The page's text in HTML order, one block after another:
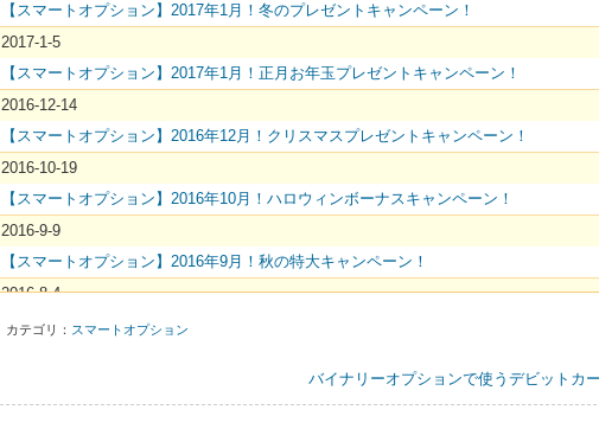
【スマートオプション】2017年1月！冬のプレゼントキャンペーン！
2017-1-5
【スマートオプション】2017年1月！正月お年玉プレゼントキャンペーン！
2016-12-14
【スマートオプション】2016年12月！クリスマスプレゼントキャンペーン！
2016-10-19
【スマートオプション】2016年10月！ハロウィンボーナスキャンペーン！
2016-9-9
【スマートオプション】2016年9月！秋の特大キャンペーン！
2016-8-4
【スマートオプション】2016年8月！リオ・オリンピックキャンペーン！
【スマートオプション】2016年7月！夏休みボーナスキャンペーン！
カテゴリ： スマートオプション
バイナリーオプションで使うデビットカ